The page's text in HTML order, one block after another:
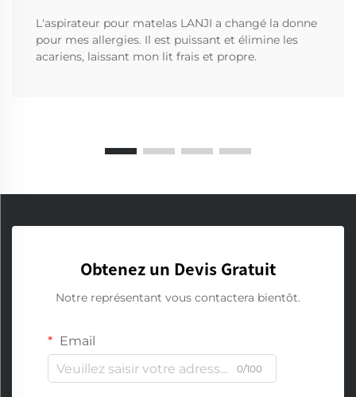
L'aspirateur pour matelas LANJI a changé la donne
pour mes allergies. Il est puissant et élimine les
acariens, laissant mon lit frais et propre.
Obtenez un Devis Gratuit
Notre représentant vous contactera bientôt.
Email
0/100